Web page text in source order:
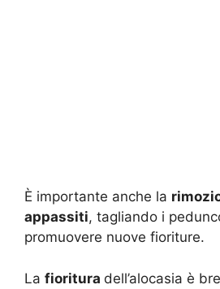
È importante anche la
appassiti, tagliando i
promuovere nuove fioriture.
La fioritura dell’alocasia è